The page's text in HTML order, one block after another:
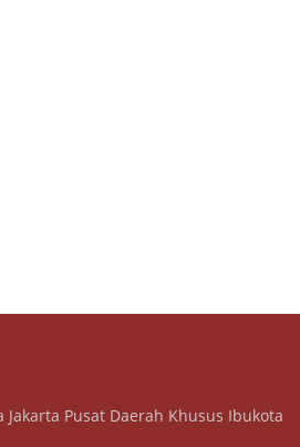
Jakarta Pusat Daerah Khusus Ibukota